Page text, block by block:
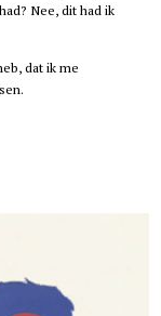
Nee, dit had ik
dat ik me